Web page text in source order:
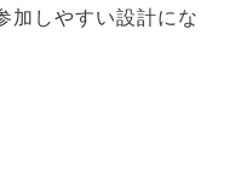
加しやすい設計にな